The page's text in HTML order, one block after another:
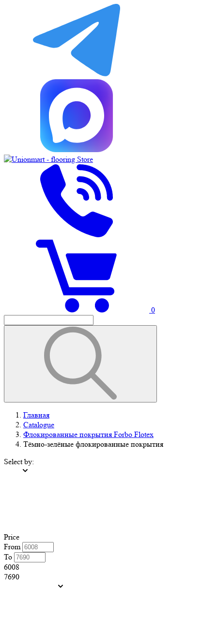
0
Главная
Catalogue
Флокированные покрытия Forbo Flotex
Тёмно-зелёные флокированные покрытия
Select by:
Price
From
To
6008
7690